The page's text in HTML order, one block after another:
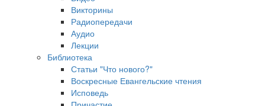
Викторины
Радиопередачи
Аудио
Лекции
Библиотека
Статьи "Что нового?"
Воскресные Евангельские чтения
Исповедь